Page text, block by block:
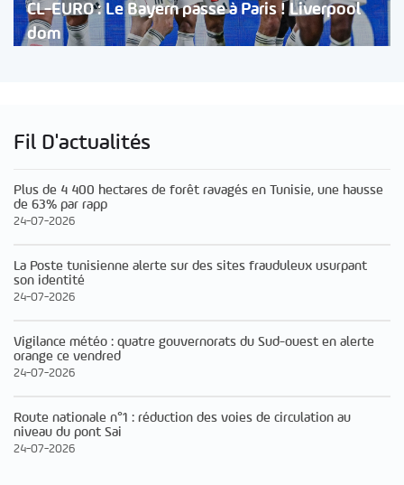
CL-EURO : Le Bayern passe à Paris ! Liverpool
dom
Fil D'actualités
Plus de 4 400 hectares de forêt ravagés en Tunisie, une hausse
de 63% par rapp
24-07-2026
La Poste tunisienne alerte sur des sites frauduleux usurpant
son identité
24-07-2026
Vigilance météo : quatre gouvernorats du Sud-ouest en alerte
orange ce vendred
24-07-2026
Route nationale n°1 : réduction des voies de circulation au
niveau du pont Sai
24-07-2026